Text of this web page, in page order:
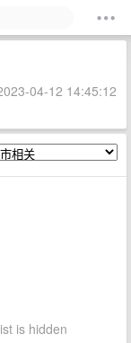
04-12 14:45:12
is hidden